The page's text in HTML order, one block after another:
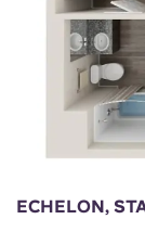
Wähle ein
ECHELON,